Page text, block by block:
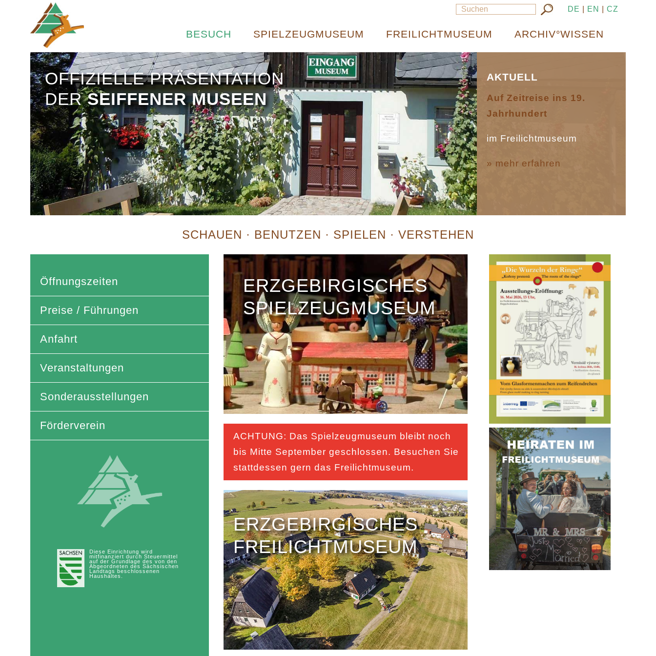
DE EN CZ
BESUCH SPIELZEUGMUSEUM FREILICHTMUSEUM ARCHIV°WISSEN
OFFIZIELLE PRÄSENTATION
DERSEIFFENER MUSEEN
AKTUELL
Auf Zeitreise ins 19.
Jahrhundert
im Freilichtmuseum
» mehr erfahren
SCHAUEN · BENUTZEN · SPIELEN · VERSTEHEN
Öffnungszeiten
Preise / Führungen
Anfahrt
Veranstaltungen
Sonderausstellungen
Förderverein
Diese Einrichtung wird
mitfinanziert durch Steuermittel
auf der Grundlage des von den
Abgeordneten des Sächsischen
Landtags beschlossenen
Haushaltes.
ERZGEBIRGISCHES
SPIELZEUGMUSEUM
ACHTUNG: Das Spielzeugmuseum bleibt noch
bis Mitte September geschlossen. Besuchen Sie
stattdessen gern das Freilichtmuseum.
ERZGEBIRGISCHES
FREILICHTMUSEUM